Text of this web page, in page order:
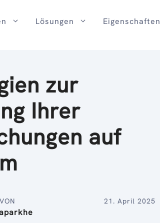
Lösungen Eigenschaften
zur
Ihrer
auf
21. April 2025